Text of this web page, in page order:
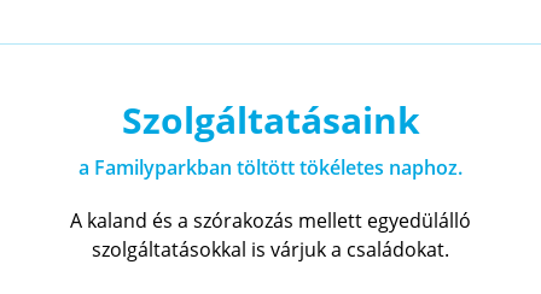
Szolgáltatásaink
a Familyparkban töltött tökéletes naphoz.
A kaland és a szórakozás mellett egyedülálló
szolgáltatásokkal is várjuk a családokat.